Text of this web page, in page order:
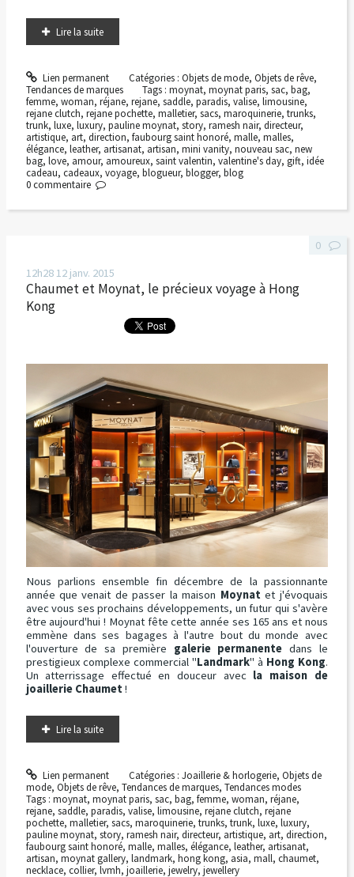
Lire la suite
Lien permanent Catégories : Objets de mode, Objets de rêve,
Tendances de marques
Tags :moynat,moynat paris,sac,bag,
femme, woman, réjane, rejane, saddle, paradis, valise, limousine,
rejane clutch, rejane pochette, malletier, sacs, maroquinerie, trunks,
trunk, luxe, luxury, pauline moynat, story, ramesh nair, directeur,
artistique, art, direction, faubourg saint honoré, malle, malles,
élégance, leather, artisanat, artisan, mini vanity, nouveau sac, new
bag, love, amour, amoureux, saint valentin, valentine's day, gift, idée
cadeau, cadeaux, voyage, blogueur, blogger, blog
0 commentaire
12h2812 janv. 2015
Chaumet et Moynat, le précieux voyage à Hong
Kong
Nous parlions ensemble fin décembre de la passionnante
année que venait de passer la maison Moynatet j'évoquais
avec vous ses prochains développements, un futur qui s'avère
être aujourd'hui ! Moynat fête cette année ses 165 ans et nous
emmène dans ses bagages à l'autre bout du monde avec
l'ouverture de sa première galerie permanente dans le
prestigieux complexe commercial "Landmark" à Hong Kong.
Un atterrissage effectué en douceur avec la maison de
joaillerie Chaumet!
Lire la suite
Lien permanent Catégories : Joaillerie & horlogerie, Objets de
mode, Objets de rêve, Tendances de marques, Tendances modes
Tags : moynat, moynat paris, sac, bag, femme, woman, réjane,
rejane, saddle, paradis, valise, limousine, rejane clutch, rejane
pochette, malletier, sacs, maroquinerie, trunks, trunk, luxe, luxury,
pauline moynat, story, ramesh nair, directeur, artistique, art, direction,
faubourg saint honoré, malle, malles, élégance, leather, artisanat,
artisan, moynat gallery, landmark, hong kong, asia, mall, chaumet,
necklace, collier, lvmh, joaillerie, jewelry, jewellery
0